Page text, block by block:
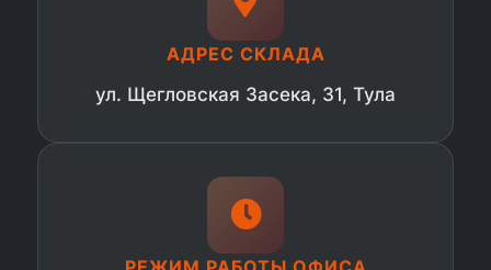
АДРЕС СКЛАДА
ул. Щегловская Засека, 31, Тула